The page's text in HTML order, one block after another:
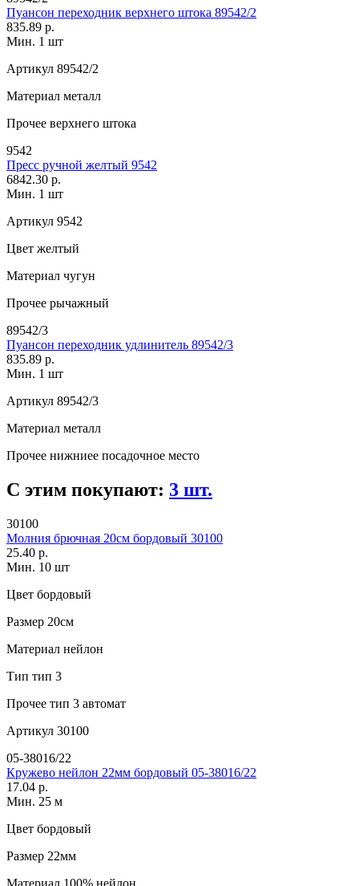
Пуансон переходник верхнего штока 89542/2
835.89 р.
Мин. 1 шт
Артикул 89542/2
Материал металл
Прочее верхнего штока
9542
Пресс ручной желтый 9542
6842.30 р.
Мин. 1 шт
Артикул 9542
Цвет желтый
Материал чугун
Прочее рычажный
89542/3
Пуансон переходник удлинитель 89542/3
835.89 р.
Мин. 1 шт
Артикул 89542/3
Материал металл
Прочее нижниее посадочное место
С этим покупают: 3 шт.
30100
Молния брючная 20см бордовый 30100
25.40 р.
Мин. 10 шт
Цвет бордовый
Размер 20см
Материал нейлон
Тип тип 3
Прочее тип 3 автомат
Артикул 30100
05-38016/22
Кружево нейлон 22мм бордовый 05-38016/22
17.04 р.
Мин. 25 м
Цвет бордовый
Размер 22мм
Материал 100% нейлон